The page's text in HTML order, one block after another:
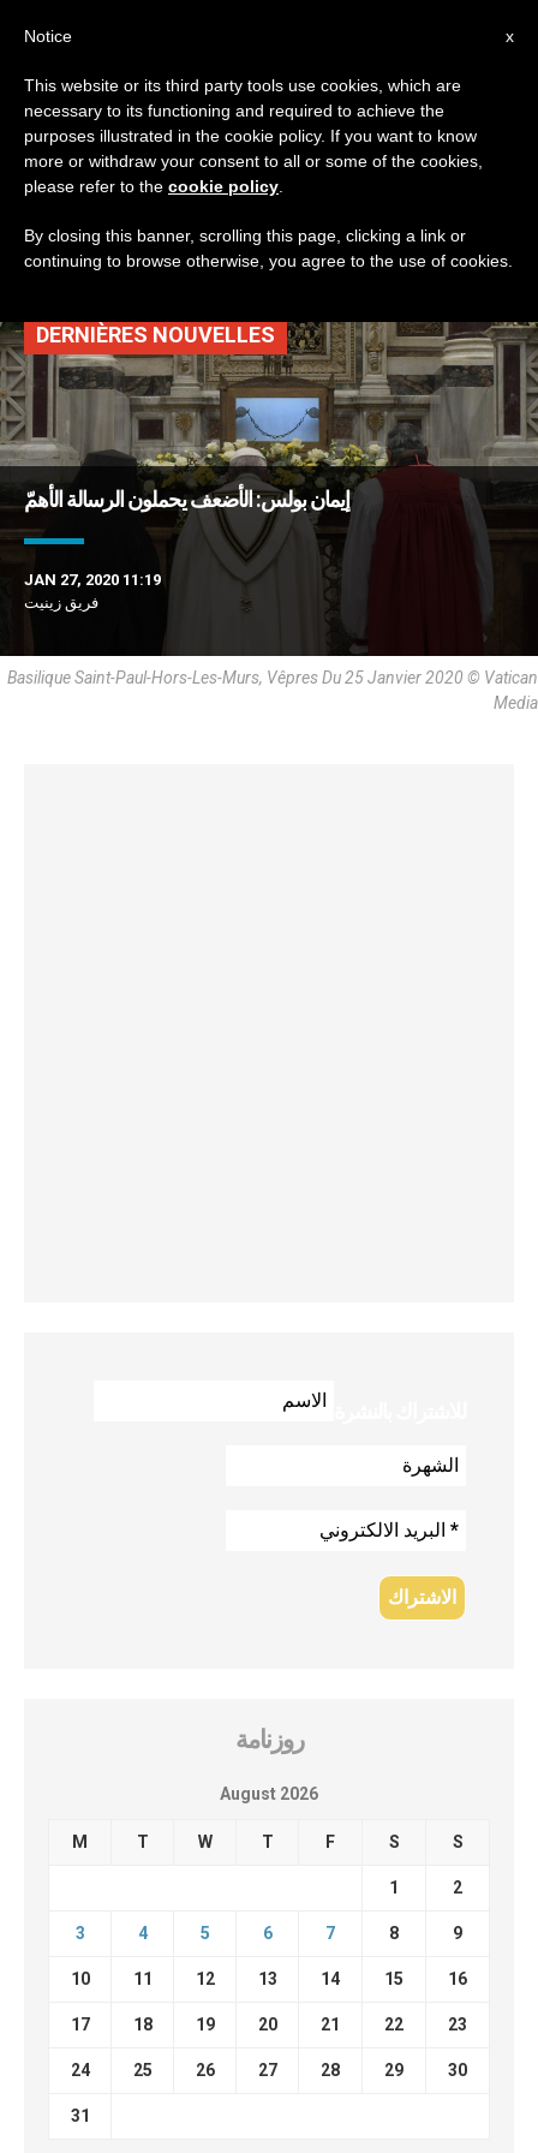
TAG
Posts Tagged ‘إيمان
بولس’
DERNIÈRES NOUVELLES
إيمان بولس: الأضعف يحملون الرسالة الأهمّ
JAN 27, 2020 11:19
فريق زينيت
Basilique Saint-Paul-Hors-Les-Murs, Vêpres Du 25 Janvier 2020 © Vatican
Media
روزنامة
August 2026
M T W T F S S
1 2
3 4 5 6 7 8 9
10 11 12 13 14 15 16
17 18 19 20 21 22 23
24 25 26 27 28 29 30
31
x
Notice
This website or its third party tools use cookies, which are
necessary to its functioning and required to achieve the
purposes illustrated in the cookie policy. If you want to know
more or withdraw your consent to all or some of the cookies,
please refer to the cookie policy
By closing this banner, scrolling this page, clicking a link or
continuing to browse otherwise, you agree to the use of cookies.